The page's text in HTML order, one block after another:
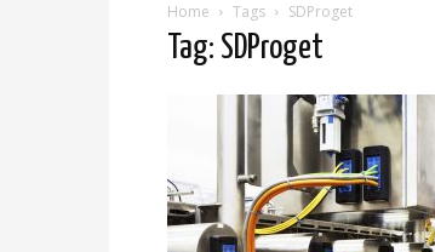
Home Tags SDProget
Tag: SDProget